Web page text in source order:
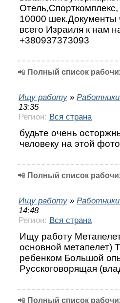
10000
всего Израиля к нам
+380937373093
📲 Полный список
Ищу работу »
13:35
Регион: Вся страна
будьте очень
человеку на этой
📲 Полный список
Ищу работу »
14:48
Регион: Вся страна
Ищу работу
основной метапелет)
ребенком Большой
Русскоговорящая
📲 Полный список